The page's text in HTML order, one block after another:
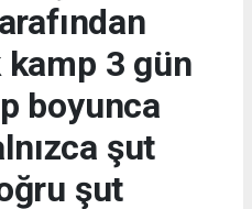
3 gün
boyunca
şut
şut